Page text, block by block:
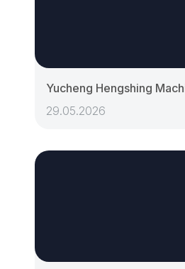
Yucheng Hengshing
29.05.2026